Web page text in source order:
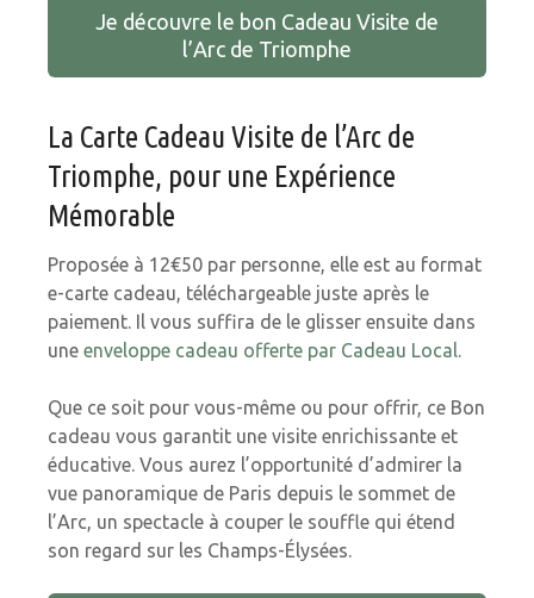
Je découvre le bon Cadeau Visite de
l’Arc de Triomphe
La Carte Cadeau Visite de l’Arc de
Triomphe, pour une Expérience
Mémorable
Proposée à 12€50 par personne, elle est au format
e-carte cadeau, téléchargeable juste après le
paiement. Il vous suffira de le glisser ensuite dans
une enveloppe cadeau offerte par Cadeau Local.
Que ce soit pour vous-même ou pour offrir, ce Bon
cadeau vous garantit une visite enrichissante et
éducative. Vous aurez l’opportunité d’admirer la
vue panoramique de Paris depuis le sommet de
l’Arc, un spectacle à couper le souffle qui étend
son regard sur les Champs-Élysées.